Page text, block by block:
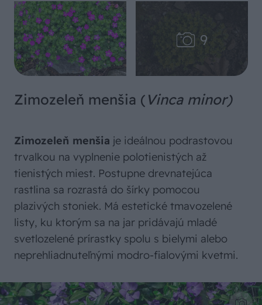
Zimozeleň menšia ( Vinca minor)
Zimozeleň menšia je ideálnou podrastovou
trvalkou na vyplnenie polotienistých až
tienistých miest. Postupne drevnatejúca
rastlina sa rozrastá do šírky pomocou
plazivých stoniek. Má estetické tmavozelené
listy, ku ktorým sa na jar pridávajú mladé
svetlozelené prírastky spolu s bielymi alebo
neprehliadnuteľnými modro-fialovými kvetmi.